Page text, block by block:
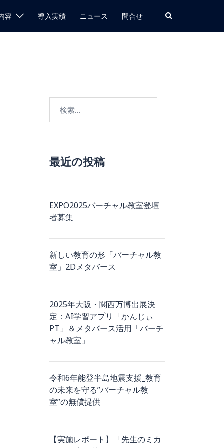
容 導入実績 ニュース 問合せ 検
索
最近の投稿
EXPO2025バーチャル教室登壇
者募集
新しい教育の形「バーチャル教
室」2Dメタバース
2025年大阪・関西万博出展決
定：AI学習アプリ「かんじぃ
PT」＆メタバース活用「バーチ
ャル教室」
令和6年能登半島地震支援_教育
の未来を守る”バーチャル教
室”の無償提供
【実施レポート】「先生のミカ